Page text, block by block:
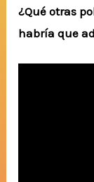
¿Qué otras
habría que